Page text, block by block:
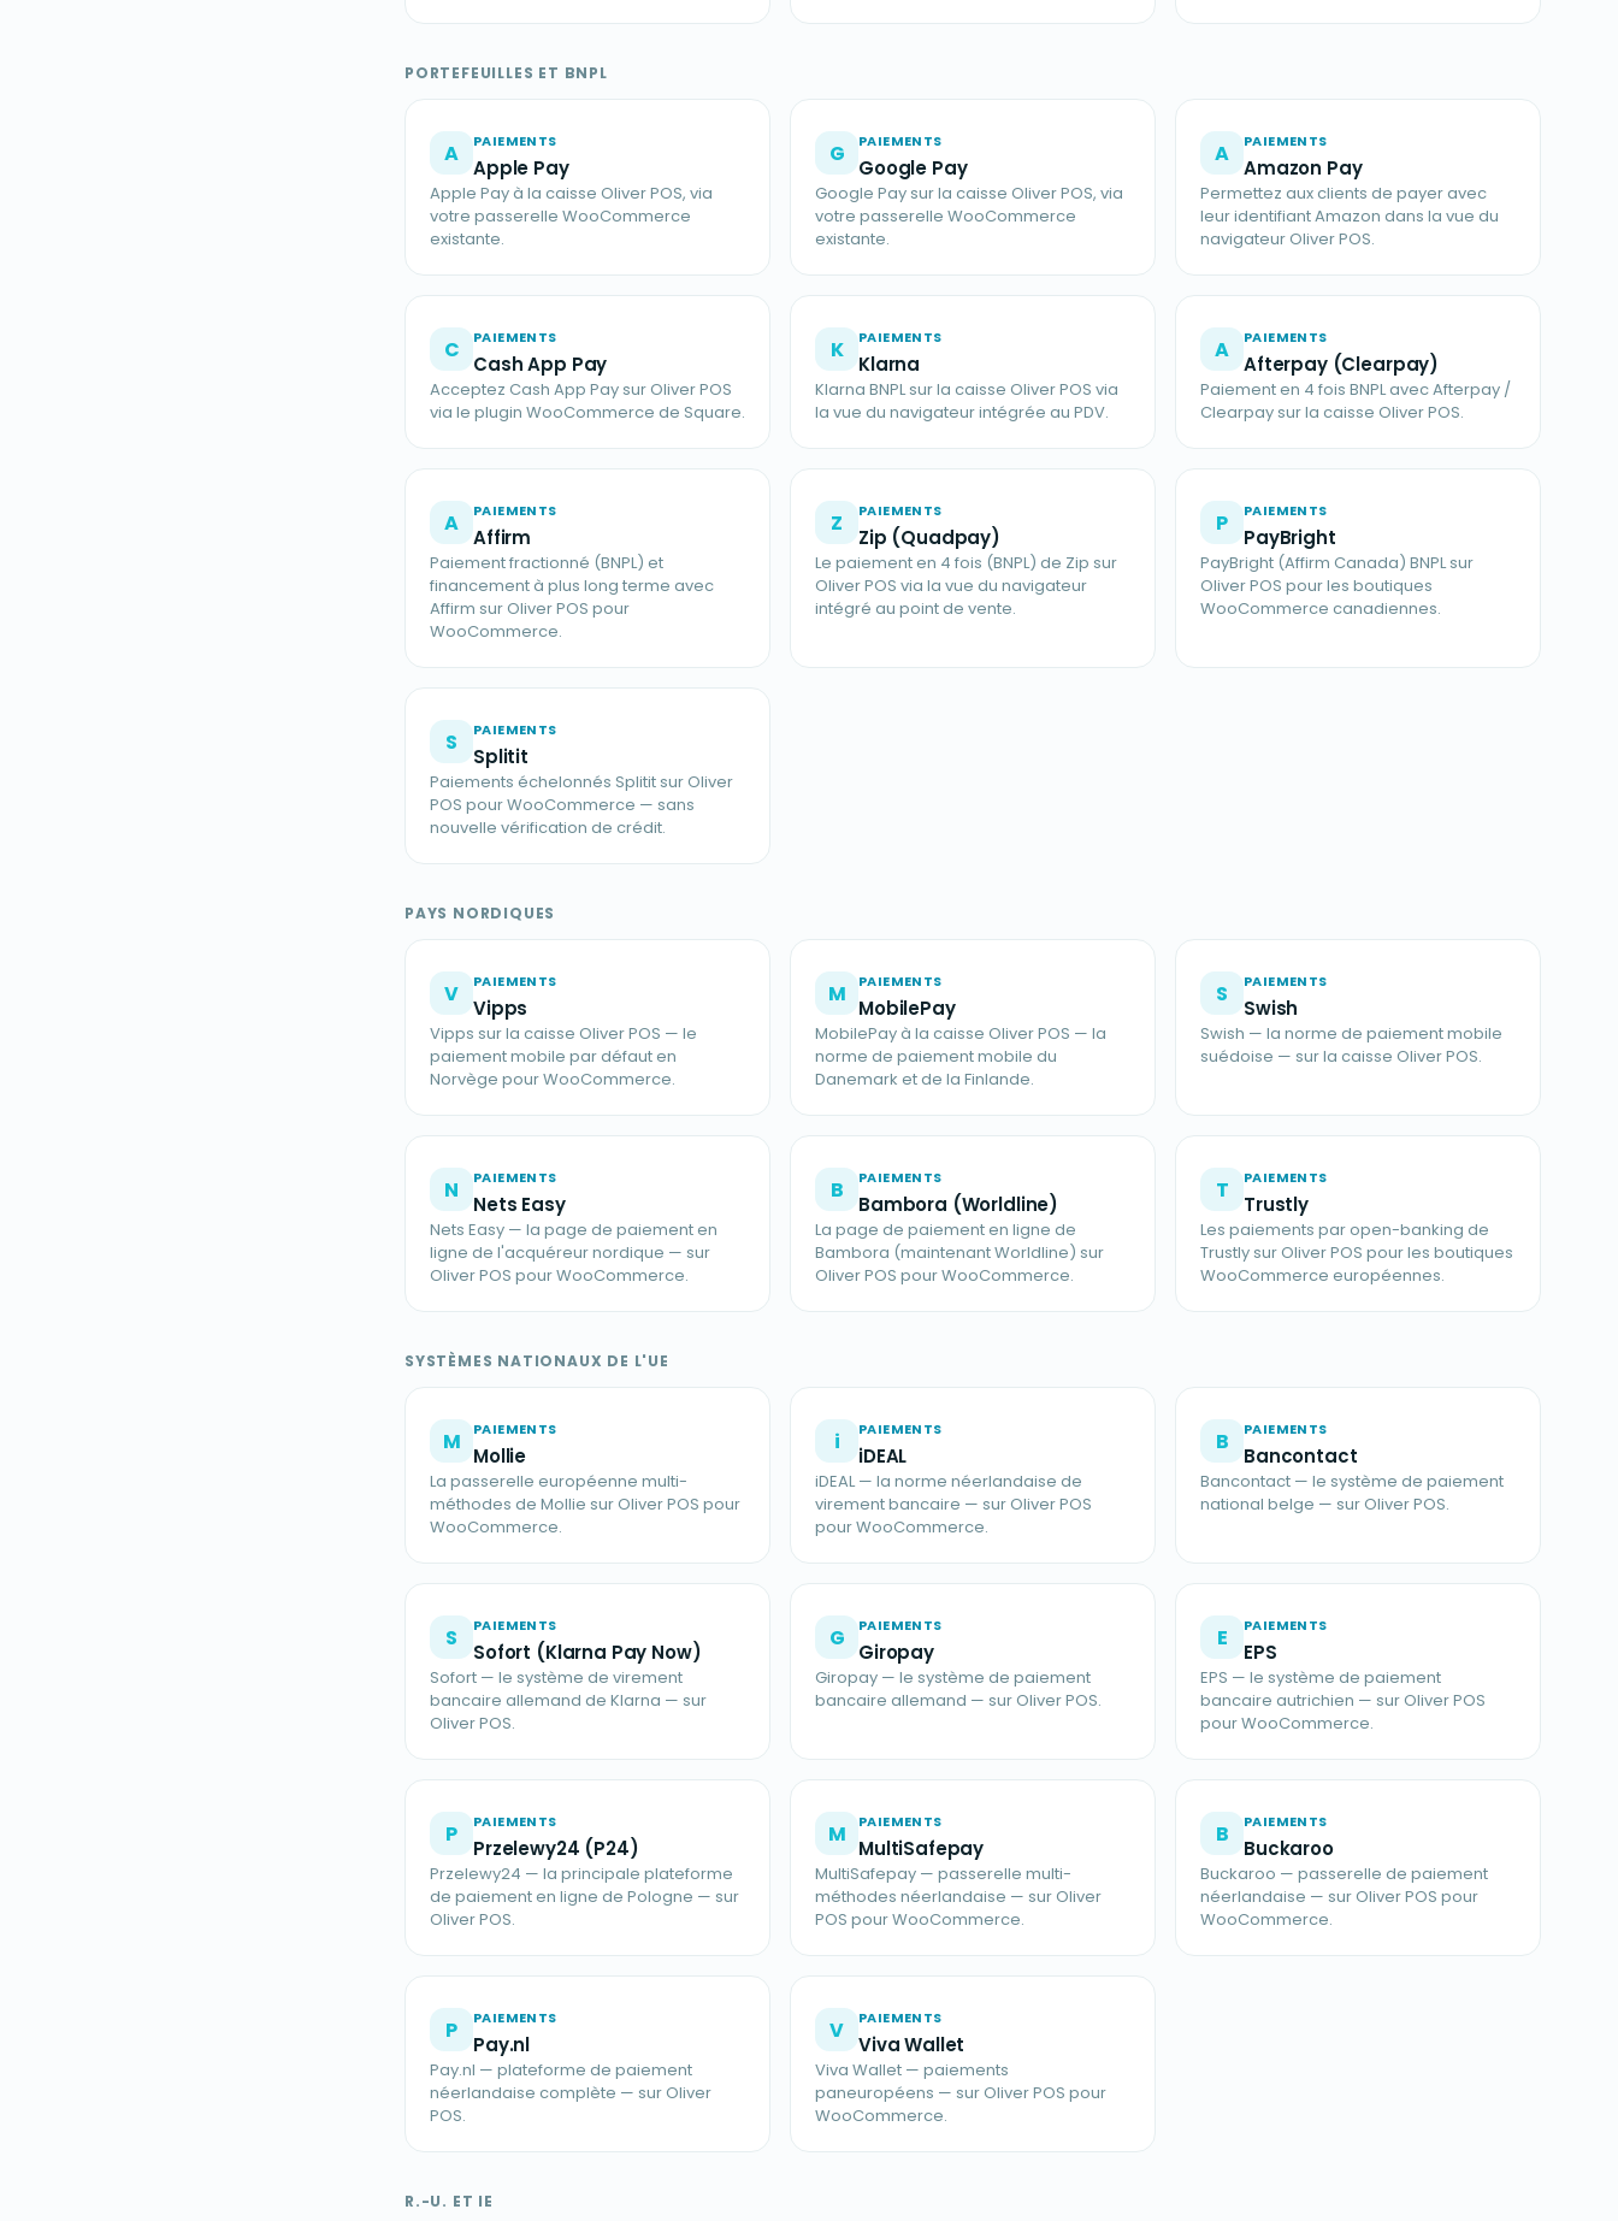
PORTEFEUILLES ET BNPL
A PAIEMENTS
Apple Pay
Apple Pay à la caisse Oliver POS, via
votre passerelle WooCommerce
existante.
G PAIEMENTS
Google Pay
Google Pay sur la caisse Oliver POS, via
votre passerelle WooCommerce
existante.
A PAIEMENTS
Amazon Pay
Permettez aux clients de payer avec
leur identifiant Amazon dans la vue du
navigateur Oliver POS.
C PAIEMENTS
Cash App Pay
Acceptez Cash App Pay sur Oliver POS
via le plugin WooCommerce de Square.
K PAIEMENTS
Klarna
Klarna BNPL sur la caisse Oliver POS via
la vue du navigateur intégrée au PDV.
A PAIEMENTS
Afterpay (Clearpay)
Paiement en 4 fois BNPL avec Afterpay /
Clearpay sur la caisse Oliver POS.
A PAIEMENTS
Affirm
Paiement fractionné (BNPL) et
financement à plus long terme avec
Affirm sur Oliver POS pour
WooCommerce.
Z PAIEMENTS
Zip (Quadpay)
Le paiement en 4 fois (BNPL) de Zip sur
Oliver POS via la vue du navigateur
intégré au point de vente.
P PAIEMENTS
PayBright
PayBright (Affirm Canada) BNPL sur
Oliver POS pour les boutiques
WooCommerce canadiennes.
S PAIEMENTS
Splitit
Paiements échelonnés Splitit sur Oliver
POS pour WooCommerce — sans
nouvelle vérification de crédit.
PAYS NORDIQUES
V PAIEMENTS
Vipps
Vipps sur la caisse Oliver POS — le
paiement mobile par défaut en
Norvège pour WooCommerce.
M PAIEMENTS
MobilePay
MobilePay à la caisse Oliver POS — la
norme de paiement mobile du
Danemark et de la Finlande.
S PAIEMENTS
Swish
Swish — la norme de paiement mobile
suédoise — sur la caisse Oliver POS.
N PAIEMENTS
Nets Easy
Nets Easy — la page de paiement en
ligne de l'acquéreur nordique — sur
Oliver POS pour WooCommerce.
B PAIEMENTS
Bambora (Worldline)
La page de paiement en ligne de
Bambora (maintenant Worldline) sur
Oliver POS pour WooCommerce.
T PAIEMENTS
Trustly
Les paiements par open-banking de
Trustly sur Oliver POS pour les boutiques
WooCommerce européennes.
SYSTÈMES NATIONAUX DE L'UE
M PAIEMENTS
Mollie
La passerelle européenne multi-
méthodes de Mollie sur Oliver POS pour
WooCommerce.
i PAIEMENTS
iDEAL
iDEAL — la norme néerlandaise de
virement bancaire — sur Oliver POS
pour WooCommerce.
B PAIEMENTS
Bancontact
Bancontact — le système de paiement
national belge — sur Oliver POS.
S PAIEMENTS
Sofort (Klarna Pay Now)
Sofort — le système de virement
bancaire allemand de Klarna — sur
Oliver POS.
G PAIEMENTS
Giropay
Giropay — le système de paiement
bancaire allemand — sur Oliver POS.
E PAIEMENTS
EPS
EPS — le système de paiement
bancaire autrichien — sur Oliver POS
pour WooCommerce.
P PAIEMENTS
Przelewy24 (P24)
Przelewy24 — la principale plateforme
de paiement en ligne de Pologne — sur
Oliver POS.
M PAIEMENTS
MultiSafepay
MultiSafepay — passerelle multi-
méthodes néerlandaise — sur Oliver
POS pour WooCommerce.
B PAIEMENTS
Buckaroo
Buckaroo — passerelle de paiement
néerlandaise — sur Oliver POS pour
WooCommerce.
P PAIEMENTS
Pay.nl
Pay.nl — plateforme de paiement
néerlandaise complète — sur Oliver
POS.
V PAIEMENTS
Viva Wallet
Viva Wallet — paiements
paneuropéens — sur Oliver POS pour
WooCommerce.
R.-U. ET IE